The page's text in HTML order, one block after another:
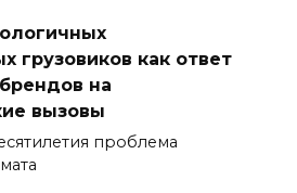
грузовиков как ответ
на
вызовы
проблема